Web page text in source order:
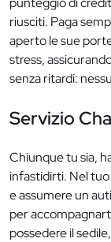
riusciti. Paga
aperto le sue
stress,
senza ritardi:
Servizio
Chiunque tu sia,
infastidirti. Nel
e assumere un
per
possedere il